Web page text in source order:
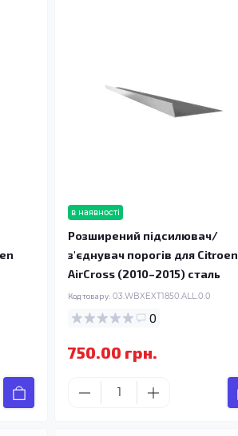
в наявності
Розширений підсилювач/
з'єднувач порогів для Citroen
AirCross (2010–2015) сталь
Код товару: 03.WBXEXT1850.ALL.0.0
0
750.00 грн.